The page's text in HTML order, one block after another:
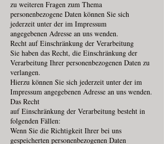
zu weiteren Fragen zum Thema
personenbezogene Daten können Sie sich
jederzeit unter der im Impressum
angegebenen Adresse an uns wenden.
Recht auf Einschränkung der Verarbeitung
Sie haben das Recht, die Einschränkung der
Verarbeitung Ihrer personenbezogenen Daten zu
verlangen.
Hierzu können Sie sich jederzeit unter der im
Impressum angegebenen Adresse an uns wenden.
Das Recht
auf Einschränkung der Verarbeitung besteht in
folgenden Fällen:
Wenn Sie die Richtigkeit Ihrer bei uns
gespeicherten personenbezogenen Daten